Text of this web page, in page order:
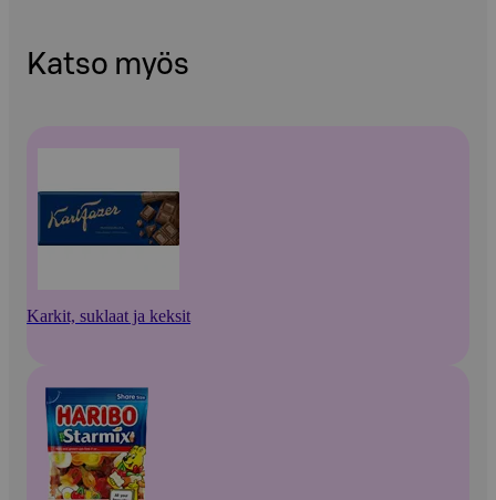
Katso myös
Karkit, suklaat ja keksit